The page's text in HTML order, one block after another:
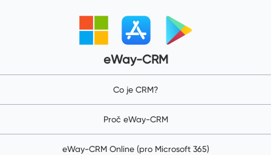
eWay-CRM
Co je CRM?
Proč eWay-CRM
eWay-CRM Online (pro Microsoft 365)